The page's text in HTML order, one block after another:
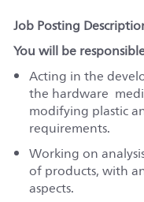
Job Posting
You will be
Acting in the
the hardware
modifying plastic
requirements.
Working on
of products, with
aspects.